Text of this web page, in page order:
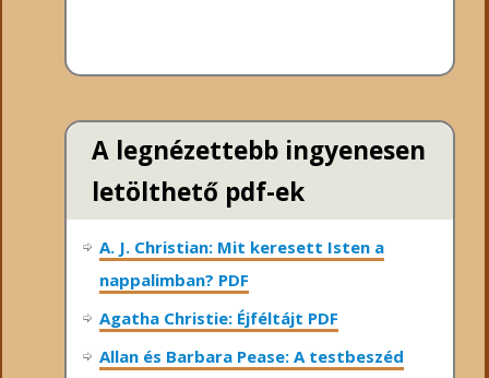
A legnézettebb ingyenesen
letölthető pdf-ek
A. J. Christian: Mit keresett Isten a
nappalimban? PDF
Agatha Christie: Éjféltájt PDF
Allan és Barbara Pease: A testbeszéd